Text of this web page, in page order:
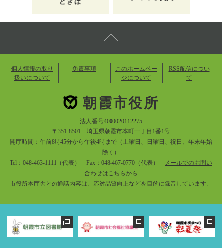
個人情報の取り
扱いについて
免責事項
このホームペー
ジについて
RSS配信につい
て
朝霞市役所
法人番号4000020112275
〒351-8501 埼玉県朝霞市本町一丁目1番1号
開庁時間：午前8時45分から午後4時まで（土曜日、日曜日、祝日、年末年始
除く）
Tel：048-463-1111（代表） Fax：048-467-0770（代表）
メールでのお問い
合わせはこちらから
市役所本庁舎との通話内容は、応対品質向上などを目的に録音しています。